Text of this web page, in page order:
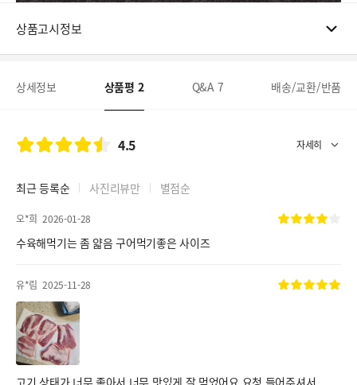
상품고시정보
상세정보 상품평 2 Q&A 7 배송/교환/반품
4.5
최근 등록순 사진리뷰만 별점순
오*희 2026-01-28
수육해먹기는 좀 얇음 구어먹기좋은 사이즈
유*림 2025-11-28
고기 상태가 너무 좋아서 너무 맛있게 잘 먹었어요 요청 들어주셔서